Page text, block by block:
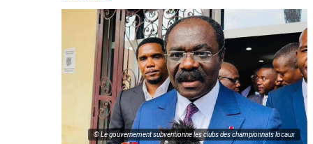
© Le gouvernement subventionne les clubs des championnats locaux